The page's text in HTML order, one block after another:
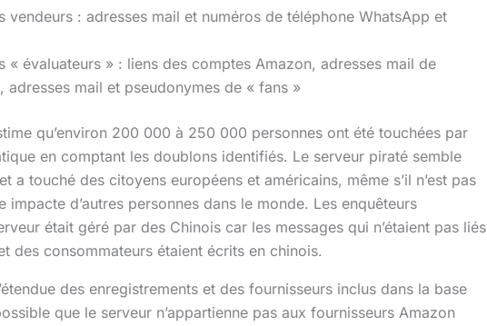
vendeurs : adresses mail et numéros de téléphone WhatsApp et
« évaluateurs » : liens des comptes Amazon, adresses mail de
adresses mail et pseudonymes de « fans »
qu’environ 200 000 à 250 000 personnes ont été touchées par
en comptant les doublons identifiés. Le serveur piraté semble
a touché des citoyens européens et américains, même s’il n’est pas
impacte d’autres personnes dans le monde. Les enquêteurs
était géré par des Chinois car les messages qui n’étaient pas liés
des consommateurs étaient écrits en chinois.
des enregistrements et des fournisseurs inclus dans la base
que le serveur n’appartienne pas aux fournisseurs Amazon